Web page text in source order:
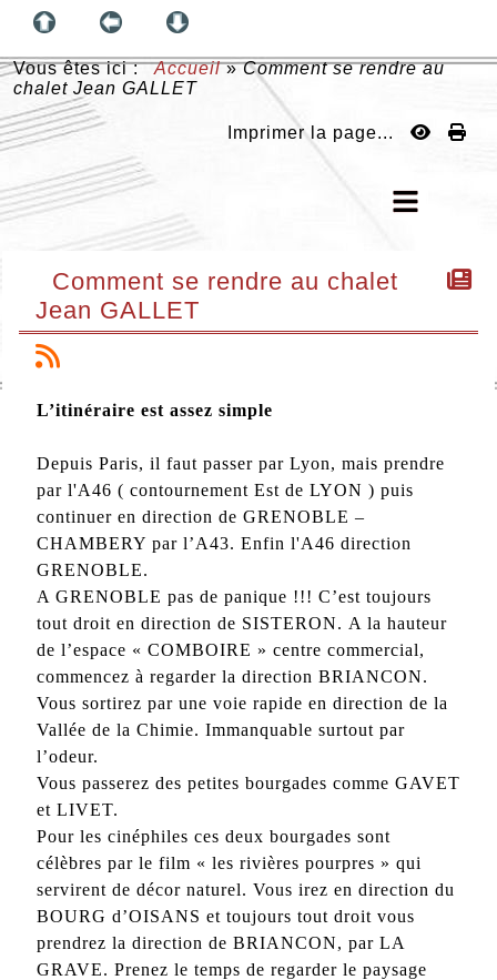
Vous êtes ici :Accueil»Comment se rendre au
chalet Jean GALLET
Imprimer la page...
Comment se rendre au chalet
Jean GALLET
L’itinéraire est assez simple
Depuis Paris, il faut passer par Lyon, mais prendre
par l'A46 ( contournement Est de LYON ) puis
continuer en direction de GRENOBLE –
CHAMBERY par l’A43. Enfin l'A46 direction
GRENOBLE.
A GRENOBLE pas de panique !!! C’est toujours
tout droit en direction de SISTERON. A la hauteur
de l’espace « COMBOIRE » centre commercial,
commencez à regarder la direction BRIANCON.
Vous sortirez par une voie rapide en direction de la
Vallée de la Chimie. Immanquable surtout par
l’odeur.
Vous passerez des petites bourgades comme GAVET
et LIVET.
Pour les cinéphiles ces deux bourgades sont
célèbres par le film « les rivières pourpres » qui
servirent de décor naturel. Vous irez en direction du
BOURG d’OISANS et toujours tout droit vous
prendrez la direction de BRIANCON, par LA
GRAVE. Prenez le temps de regarder le paysage